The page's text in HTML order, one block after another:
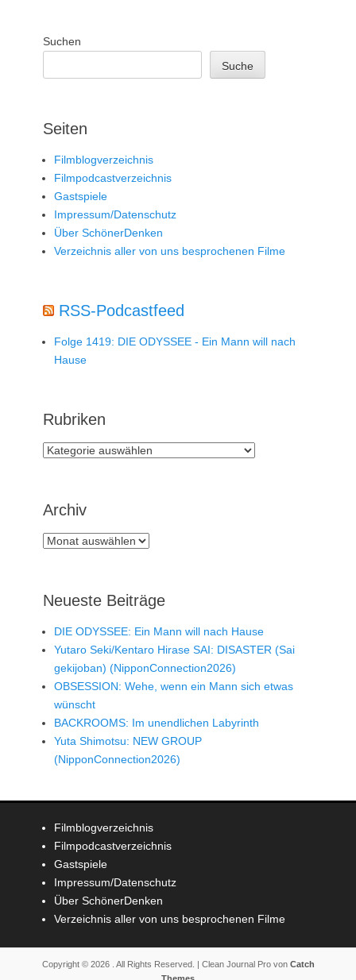
Suchen
Suche
Seiten
Filmblogverzeichnis
Filmpodcastverzeichnis
Gastspiele
Impressum/Datenschutz
Über SchönerDenken
Verzeichnis aller von uns besprochenen Filme
RSS-Podcastfeed
Folge 1419: DIE ODYSSEE - Ein Mann will nach
Hause
Rubriken
Rubriken
Archiv
Archiv
Neueste Beiträge
DIE ODYSSEE: Ein Mann will nach Hause
Yutaro Seki/Kentaro Hirase SAI: DISASTER (Sai
gekijoban) (NipponConnection2026)
OBSESSION: Wehe, wenn ein Mann sich etwas
wünscht
BACKROOMS: Im unendlichen Labyrinth
Yuta Shimotsu: NEW GROUP
(NipponConnection2026)
Filmblogverzeichnis
Filmpodcastverzeichnis
Gastspiele
Impressum/Datenschutz
Über SchönerDenken
Verzeichnis aller von uns besprochenen Filme
Copyright © 2026 . All Rights Reserved. | Clean Journal Pro von Catch